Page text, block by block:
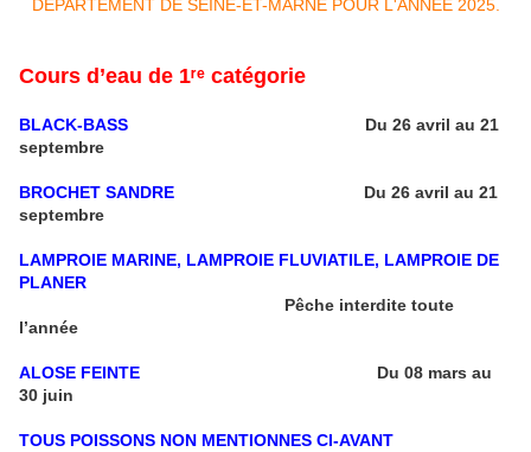
Cours d’eau de 1ʳᵉ catégorie
BLACK-BASS
Du 26 avril au 21
septembre
BROCHET SANDRE
Du 26 avril au 21
septembre
LAMPROIE MARINE, LAMPROIE FLUVIATILE, LAMPROIE DE
PLANER
Pêche interdite toute
l’année
ALOSE FEINTE
Du 08 mars au
30 juin
TOUS POISSONS NON MENTIONNES CI-AVANT